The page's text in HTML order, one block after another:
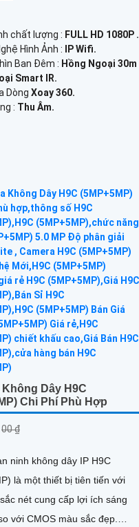
chất lượng : FULL HD 1080P .
Hình Ảnh :
IP Wifi.
Ban Đêm : Hồng Ngoại 30m
Smart IR.
Dòng Xoay 360.
: Thu Âm.
Không Dây H9C
Chi Phí Phù Hợp
00 ₫
ninh không dây IP H9C
là một thiết bị tiên tiến với
nét cung cấp lợi ích sáng
với CMOS màu sắc đẹp.